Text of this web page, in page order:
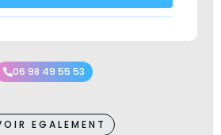
06 98 49 55 53
EGALEMENT